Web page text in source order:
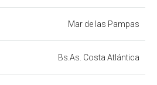
Mar de las Pampas
Bs.As. Costa Atlántica